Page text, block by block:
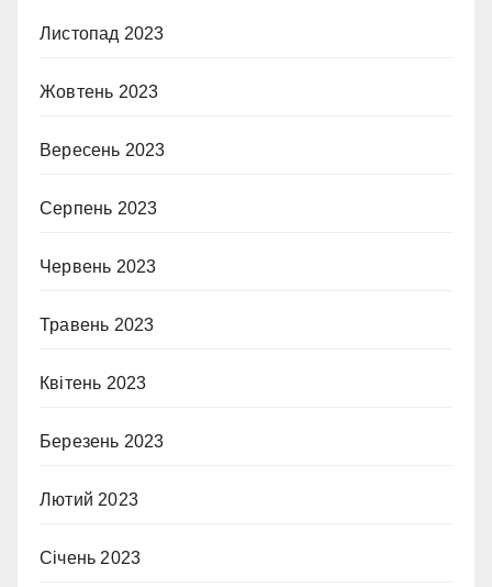
Листопад 2023
Жовтень 2023
Вересень 2023
Серпень 2023
Червень 2023
Травень 2023
Квітень 2023
Березень 2023
Лютий 2023
Січень 2023